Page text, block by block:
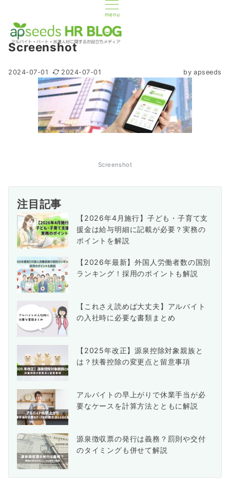
menu
Screenshot
2024-07-01 2024-07-01 by apseeds
Screenshot
注目記事
【2026年4月施行】子ども・子育て支
援金は給与明細に記載が必要？実務の
ポイントを解説
【2026年最新】外国人労働者数の国別
ランキング！採用のポイントも解説
【これさえ読めば大丈夫】アルバイト
の入社時に必要な書類まとめ
【2025年改正】源泉控除対象親族と
は？扶養控除の変更点と留意事項
アルバイトの早上がりで休業手当が必
要なケースを計算方法とともに解説
源泉徴収票の発行は義務？罰則や交付
のタイミングも併せて解説